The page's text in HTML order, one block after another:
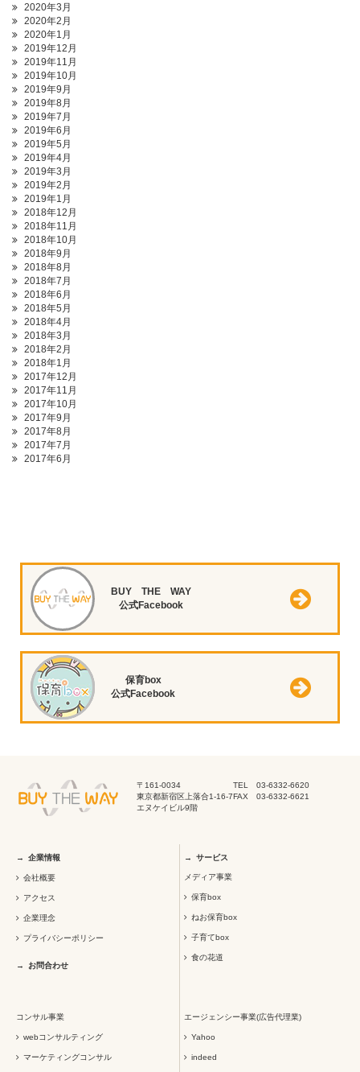
2020年3月
2020年2月
2020年1月
2019年12月
2019年11月
2019年10月
2019年9月
2019年8月
2019年7月
2019年6月
2019年5月
2019年4月
2019年3月
2019年2月
2019年1月
2018年12月
2018年11月
2018年10月
2018年9月
2018年8月
2018年7月
2018年6月
2018年5月
2018年4月
2018年3月
2018年2月
2018年1月
2017年12月
2017年11月
2017年10月
2017年9月
2017年8月
2017年7月
2017年6月
BUY THE WAY
公式Facebook
保育box
公式Facebook
〒161-0034
東京都新宿区上落合1-16-7
エヌケイビル9階
TEL 03-6332-6620
FAX 03-6332-6621
企業情報
会社概要
アクセス
企業理念
プライバシーポリシー
お問合わせ
サービス
メディア事業
保育box
ねお保育box
子育てbox
食の花道
コンサル事業
webコンサルティング
マーケティングコンサル
エージェンシー事業(広告代理業)
Yahoo
indeed